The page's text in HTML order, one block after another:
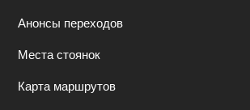
Анонсы переходов
Места стоянок
Карта маршрутов